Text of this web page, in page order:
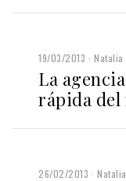
19/03/2013 Natalia
La
rápida del
26/02/2013